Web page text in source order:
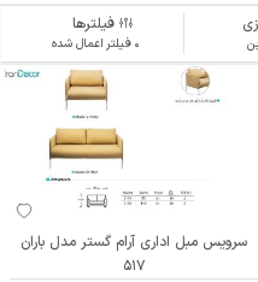
فیلترها
۰ فیلتر اعمال شده
سرویس مبل اداری آرام گستر مدل باران
517